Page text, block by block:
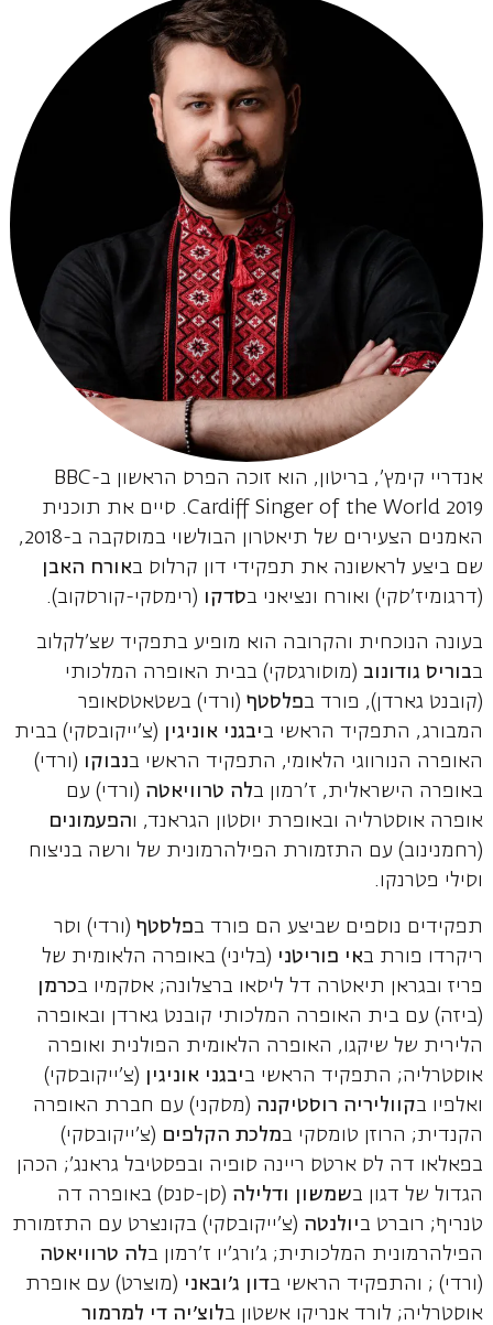
אנדריי קימץ', בריטון, הוא זוכה הפרס הראשון ב-BBC
Cardiff Singer of the World 2019. סיים את תוכנית
האמנים הצעירים של תיאטרון הבולשוי במוסקבה ב-2018,
שם ביצע לראשונה את תפקידי דון קרלוס באורח האבן
(דרגומיז'סקי) ואורח ונציאני בסדקו (רימסקי-קורסקוב).
בעונה הנוכחית והקרובה הוא מופיע בתפקיד שצ'לקלוב
בבוריס גודונוב (מוסורגסקי) בבית האופרה המלכותי
(קובנט גארדן), פורד בפלסטף(ורדי) בשטאטסאופר
המבורג, התפקיד הראשי ביבגני אוניגין (צ'ייקובסקי) בבית
האופרה הנורווגי הלאומי, התפקיד הראשי בנבוקו (ורדי)
באופרה הישראלית, ז'רמון בלה טרוויאטה (ורדי) עם
אופרה אוסטרליה ובאופרת יוסטון הגראנד, והפעמונים
(רחמנינוב) עם התזמורת הפילהרמונית של ורשה בניצוח
וסילי פטרנקו.
תפקידים נוספים שביצע הם פורד בפלסטף(ורדי) וסר
ריקרדו פורת באי פוריטני (בליני) באופרה הלאומית של
פריז ובגראן תיאטרה דל ליסאו ברצלונה; אסקמיו בכרמן
(ביזה) עם בית האופרה המלכותי קובנט גארדן ובאופרה
הלירית של שיקגו, האופרה הלאומית הפולנית ואופרה
אוסטרליה; התפקיד הראשי ביבגני אוניגין (צ'ייקובסקי)
ואלפיו בקווליריה רוסטיקנה (מסקני) עם חברת האופרה
הקנדית; הרוזן טומסקי במלכת הקלפים (צ'ייקובסקי)
בפאלאו דה לס ארטס ריינה סופיה ובפסטיבל גראנג'; הכהן
הגדול של דגון בשמשון ודלילה (סן-סנס) באופרה דה
טנריף; רוברט ביולנטה (צ'ייקובסקי) בקונצרט עם התזמורת
הפילהרמונית המלכותית; ג'ורג'יו ז'רמון בלה טרוויאטה
(ורדי) ; והתפקיד הראשי בדון ג'ובאני (מוצרט) עם אופרת
אוסטרליה; לורד אנריקו אשטון בלוצ'יה די למרמור